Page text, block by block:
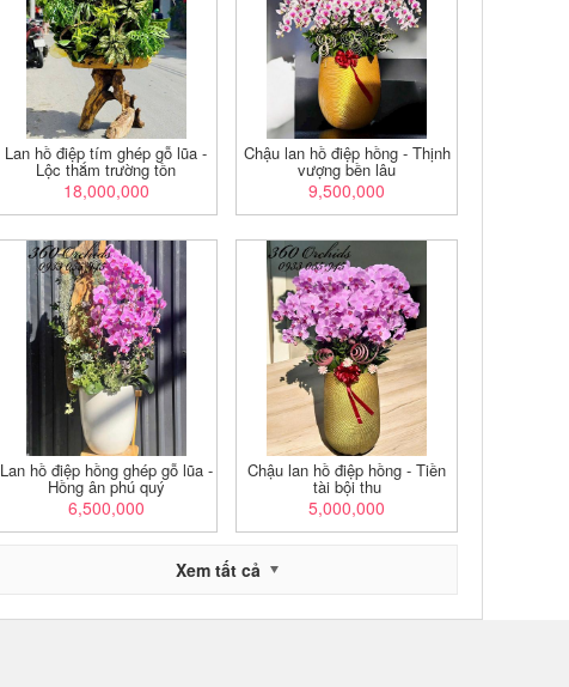
Lan hồ điệp tím ghép gỗ lũa -
Lộc thắm trường tồn
18,000,000
Chậu lan hồ điệp hồng - Thịnh
vượng bền lâu
9,500,000
Lan hồ điệp hồng ghép gỗ lũa -
Hồng ân phú quý
6,500,000
Chậu lan hồ điệp hồng - Tiền
tài bội thu
5,000,000
Xem tất cả